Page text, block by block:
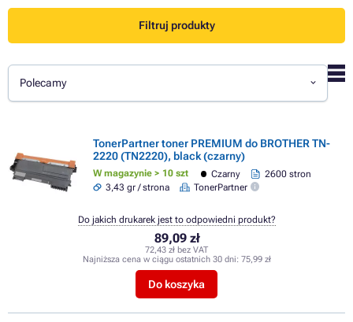
Filtruj produkty
Polecamy
TonerPartner toner PREMIUM do BROTHER TN-
2220 (TN2220), black (czarny)
W magazynie > 10 szt Czarny
2600 stron
3,43 gr / strona
TonerPartner
89,09 zł
72,43 zł bez VAT
Najniższa cena w ciągu ostatnich 30 dni: 75,99 zł
Do koszyka
Do jakich drukarek jest to odpowiedni produkt?